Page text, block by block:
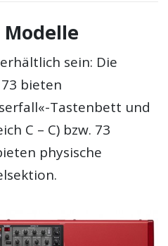
Modelle
sein: Die
bieten
Tastenbett und
C – C) bzw. 73
physische